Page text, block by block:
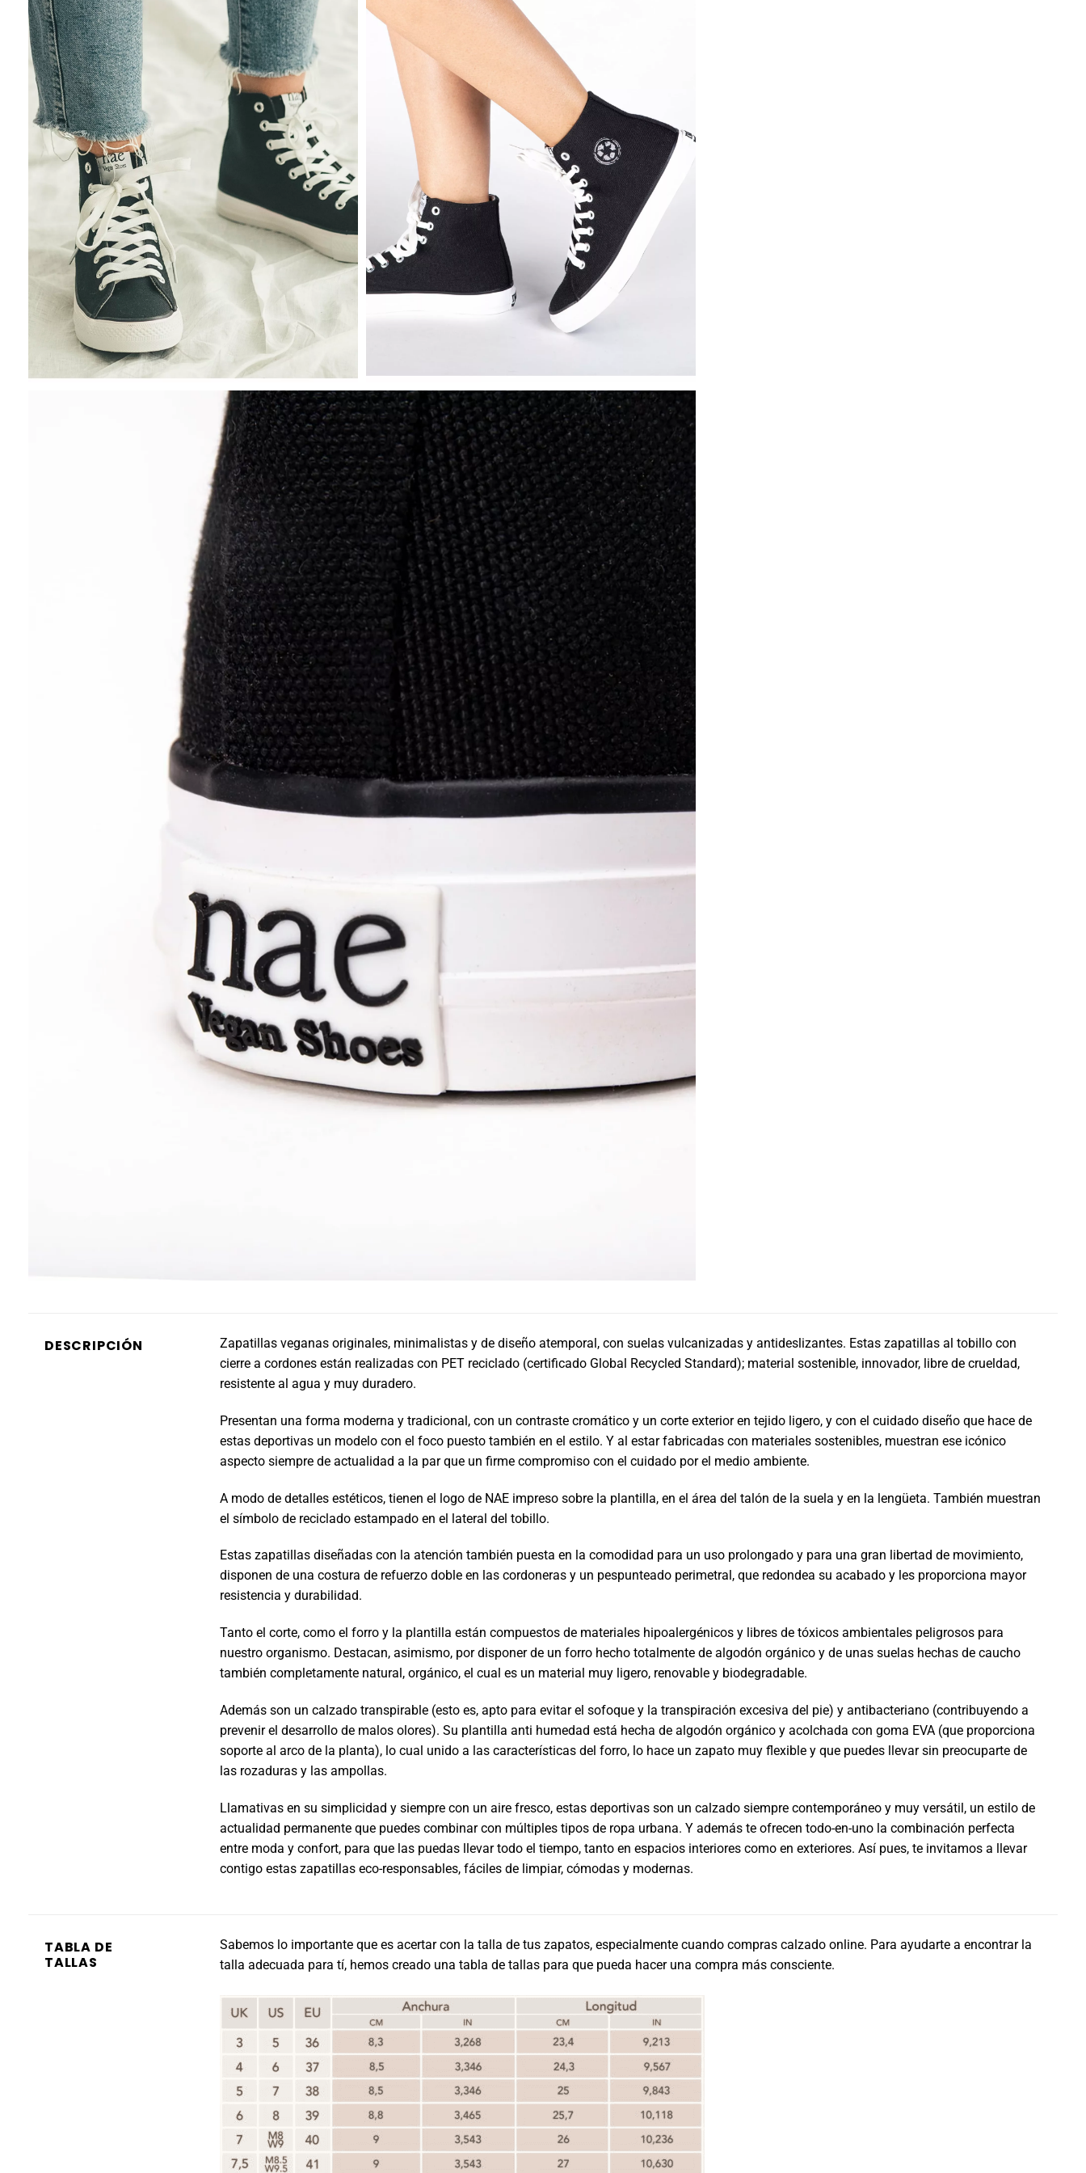
DESCRIPCIÓN
Zapatillas veganas originales, minimalistas y de diseño atemporal, con suelas vulcanizadas y antideslizantes. Estas zapatillas al tobillo con
cierre a cordones están realizadas con PET reciclado (certificado Global Recycled Standard); material sostenible, innovador, libre de crueldad,
resistente al agua y muy duradero.
Presentan una forma moderna y tradicional, con un contraste cromático y un corte exterior en tejido ligero, y con el cuidado diseño que hace de
estas deportivas un modelo con el foco puesto también en el estilo. Y al estar fabricadas con materiales sostenibles, muestran ese icónico
aspecto siempre de actualidad a la par que un firme compromiso con el cuidado por el medio ambiente.
A modo de detalles estéticos, tienen el logo de NAE impreso sobre la plantilla, en el área del talón de la suela y en la lengüeta. También muestran
el símbolo de reciclado estampado en el lateral del tobillo.
Estas zapatillas diseñadas con la atención también puesta en la comodidad para un uso prolongado y para una gran libertad de movimiento,
disponen de una costura de refuerzo doble en las cordoneras y un pespunteado perimetral, que redondea su acabado y les proporciona mayor
resistencia y durabilidad.
Tanto el corte, como el forro y la plantilla están compuestos de materiales hipoalergénicos y libres de tóxicos ambientales peligrosos para
nuestro organismo. Destacan, asimismo, por disponer de un forro hecho totalmente de algodón orgánico y de unas suelas hechas de caucho
también completamente natural, orgánico, el cual es un material muy ligero, renovable y biodegradable.
Además son un calzado transpirable (esto es, apto para evitar el sofoque y la transpiración excesiva del pie) y antibacteriano (contribuyendo a
prevenir el desarrollo de malos olores). Su plantilla anti humedad está hecha de algodón orgánico y acolchada con goma EVA (que proporciona
soporte al arco de la planta), lo cual unido a las características del forro, lo hace un zapato muy flexible y que puedes llevar sin preocuparte de
las rozaduras y las ampollas.
Llamativas en su simplicidad y siempre con un aire fresco, estas deportivas son un calzado siempre contemporáneo y muy versátil, un estilo de
actualidad permanente que puedes combinar con múltiples tipos de ropa urbana. Y además te ofrecen todo-en-uno la combinación perfecta
entre moda y confort, para que las puedas llevar todo el tiempo, tanto en espacios interiores como en exteriores. Así pues, te invitamos a llevar
contigo estas zapatillas eco-responsables, fáciles de limpiar, cómodas y modernas.
TABLA DE
TALLAS
Sabemos lo importante que es acertar con la talla de tus zapatos, especialmente cuando compras calzado online. Para ayudarte a encontrar la
talla adecuada para tí, hemos creado una tabla de tallas para que pueda hacer una compra más consciente.